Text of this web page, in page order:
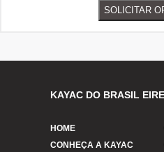
KAYAC DO BRASIL
HOME
CONHEÇA A KAYAC